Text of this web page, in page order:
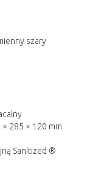
szary
285 × 120 mm
Sanitized ®